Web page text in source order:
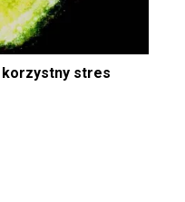
stres